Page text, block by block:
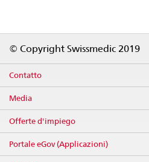
© Copyright Swissmedic 2019
Contatto
Media
Offerte d'impiego
Portale eGov (Applicazioni)